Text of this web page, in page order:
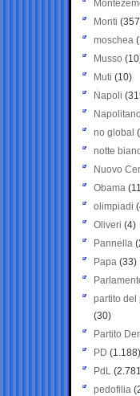
Monti
moschea
Musso
Muti (10)
Napoli
Napolitano
no global
notte
Nuovo
Obama
olimpiadi
Oliveri (4)
Pannella
Papa (33)
partito del
(30)
Partito
PD (1.188)
PdL
pedofilia